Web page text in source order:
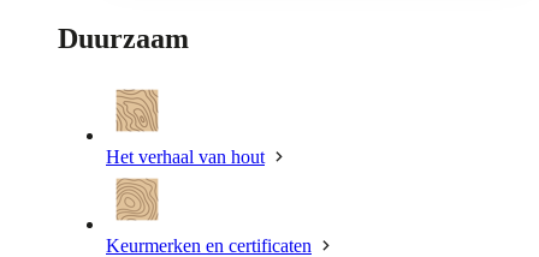
Duurzaam
Het verhaal van hout
Keurmerken en certificaten